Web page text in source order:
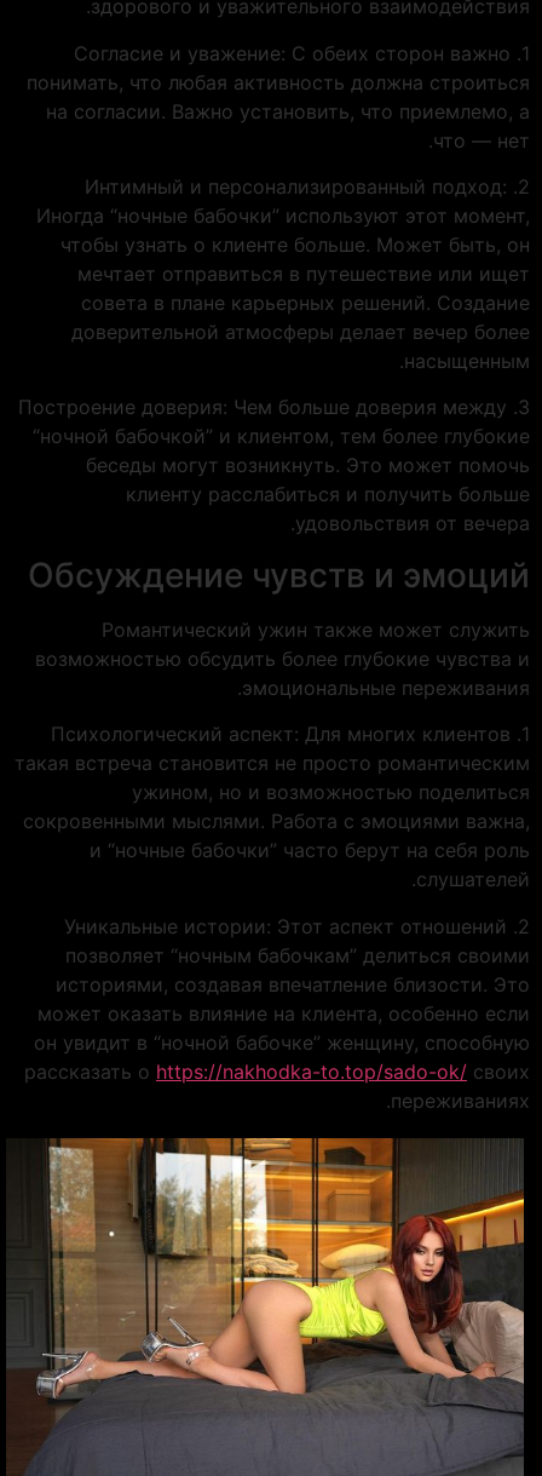
здорового и уважительного взаимодействия.
1. Согласие и уважение: С обеих сторон важно
понимать, что любая активность должна строиться
на согласии. Важно установить, что приемлемо, а
что — нет.
2. Интимный и персонализированный подход:
Иногда “ночные бабочки” используют этот момент,
чтобы узнать о клиенте больше. Может быть, он
мечтает отправиться в путешествие или ищет
совета в плане карьерных решений. Создание
доверительной атмосферы делает вечер более
насыщенным.
3. Построение доверия: Чем больше доверия между
“ночной бабочкой” и клиентом, тем более глубокие
беседы могут возникнуть. Это может помочь
клиенту расслабиться и получить больше
удовольствия от вечера.
Обсуждение чувств и эмоций
Романтический ужин также может служить
возможностью обсудить более глубокие чувства и
эмоциональные переживания.
1. Психологический аспект: Для многих клиентов
такая встреча становится не просто романтическим
ужином, но и возможностью поделиться
сокровенными мыслями. Работа с эмоциями важна,
и “ночные бабочки” часто берут на себя роль
слушателей.
2. Уникальные истории: Этот аспект отношений
позволяет “ночным бабочкам” делиться своими
историями, создавая впечатление близости. Это
может оказать влияние на клиента, особенно если
он увидит в “ночной бабочке” женщину, способную
рассказать о https://nakhodka-to.top/sado-ok/ своих
переживаниях.